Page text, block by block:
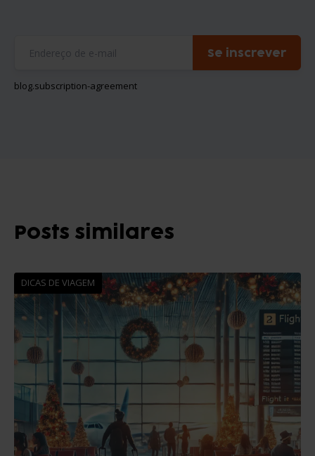
Se inscrever
blog.subscription-agreement
Posts similares
DICAS DE VIAGEM